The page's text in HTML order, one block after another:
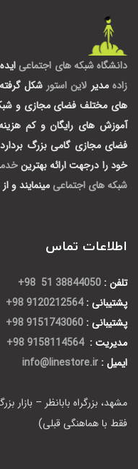
دانشگاه شبکه های اجتماعی
زاده مدیر لاین استور شکل
های مختلف فضای مجازی و شبکه
آموزش های رایگان و کم
فضای مجازی گامی بزرگ
خود را درجهت ارائه بهترین
شبکه های اجتماعی مینمایند و
اطلاعات تماس
تلفن : 38844050 51 98+
پشتیبانی : 9120212564 98+
پشتیبانی : 9151743060 98+
مدیریت : 9158114564 98+
ایمیل : info@linestore.ir
فقط با هماهنگی قبلی)